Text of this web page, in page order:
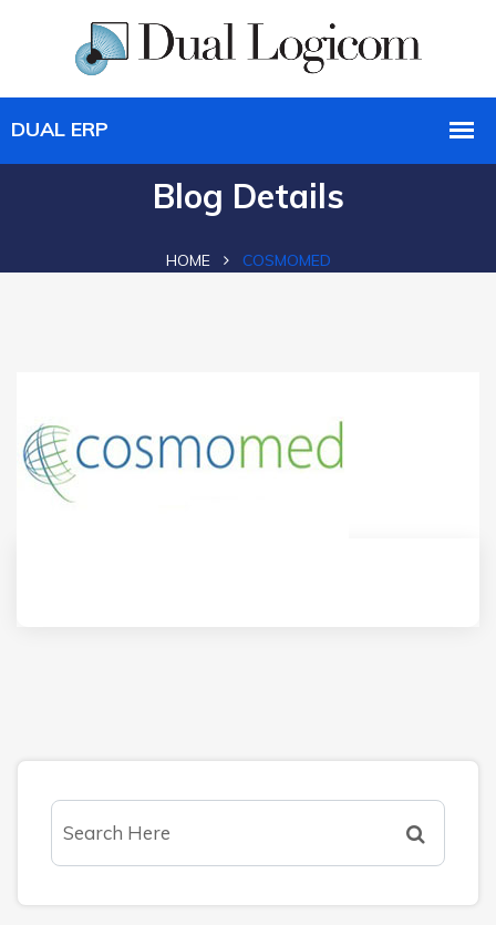
Blog Details
HOME COSMOMED